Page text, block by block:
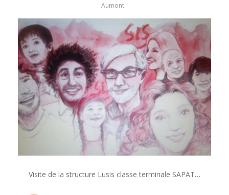
Aumont
Visite de la structure Lusis classe terminale SAPAT…